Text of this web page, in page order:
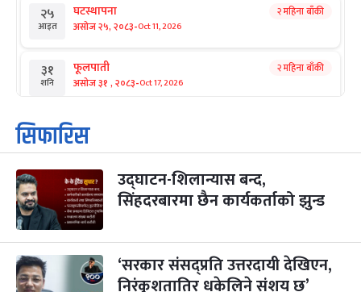
२५
आइत
घटस्थापना
असोज २५, २०८३-Oct 11, 2026
२ महिना बाँकी
३१
शनि
फूलपाती
असोज ३१ , २०८३-Oct 17, 2026
२ महिना बाँकी
१
आइत
कार्तिक सङ्क्रान्ति
कार्तिक १, २०८३
महानवमी
कार्तिक ३, २०८३-Oct 20, 2026
४
कार्तिक ४, २०८३
सिफारिस
उद्घाटन-शिलान्यास बन्द,
सिंहदरबारमा छैन कार्यकर्ताको झुन्ड
‘सरकार संसद्प्रति उत्तरदायी देखिएन,
निरंकुशतातिर धकेलिने संशय छ’